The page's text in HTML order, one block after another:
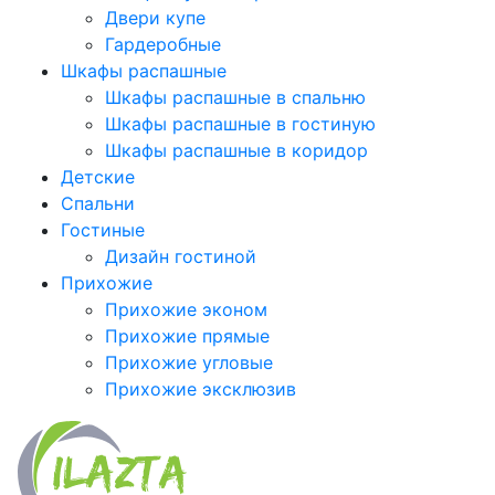
Двери купе
Гардеробные
Шкафы распашные
Шкафы распашные в спальню
Шкафы распашные в гостиную
Шкафы распашные в коридор
Детские
Спальни
Гостиные
Дизайн гостиной
Прихожие
Прихожие эконом
Прихожие прямые
Прихожие угловые
Прихожие эксклюзив